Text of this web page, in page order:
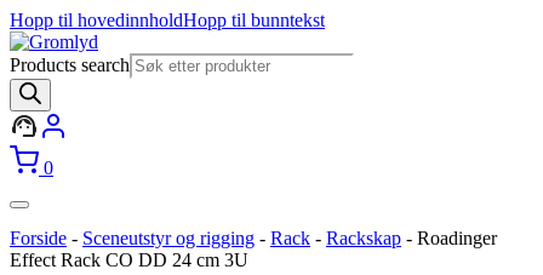
Hopp til hovedinnholdHopp til bunntekst
Products search
0
Forside - Sceneutstyr og rigging - Rack - Rackskap - Roadinger
Effect Rack CO DD 24 cm 3U